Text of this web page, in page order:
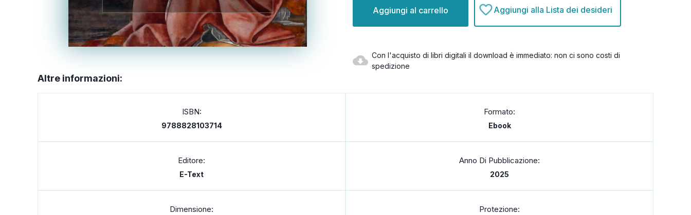
attuale:
Aggiungi alla Lista dei desideri
Con l'acquisto di libri digitali il download è immediato: non ci sono costi di
spedizione
Altre informazioni:
ISBN:
9788828103714
Formato:
Ebook
Editore:
E-Text
Anno Di Pubblicazione:
2025
Dimensione: Protezione: